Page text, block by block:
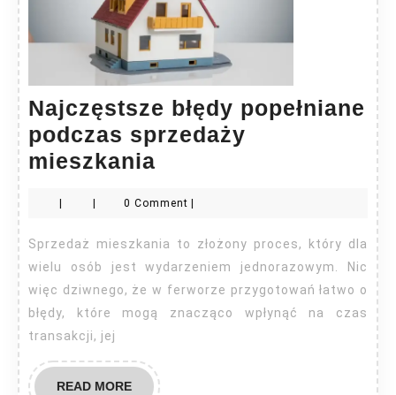
Najczęstsze błędy popełniane
podczas sprzedaży
mieszkania
popełniane
podczas
sprzedaży
mieszkania
| | 0 Comment |
Sprzedaż mieszkania to złożony proces, który dla
wielu osób jest wydarzeniem jednorazowym. Nic
więc dziwnego, że w ferworze przygotowań łatwo o
błędy, które mogą znacząco wpłynąć na czas
transakcji, jej
READ MOREREAD